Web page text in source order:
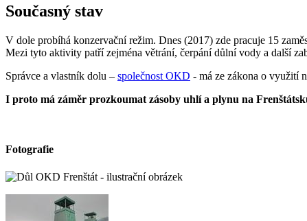
Současný stav
V dole probíhá konzervační režim. Dnes (2017) zde pracuje 15
Mezi tyto aktivity patří zejména větrání, čerpání důlní vody a další
Správce a vlastník dolu – společnost OKD - má ze zákona o využití
I proto má záměr prozkoumat zásoby uhlí a plynu na
Fotografie